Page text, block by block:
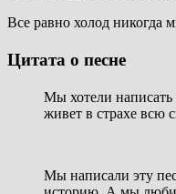
Все равно холод никогда
Цитата о песне
Мы хотели написать
живет в страхе всю
Мы написали эту